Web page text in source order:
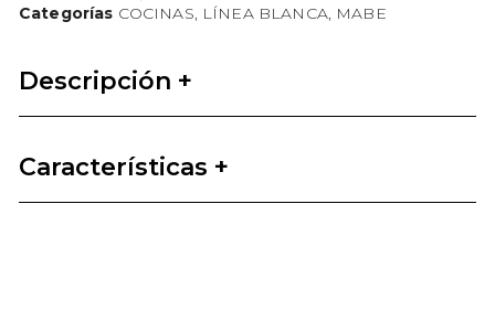
Categorías COCINAS LÍNEA BLANCA MABE
Descripción +
Características +